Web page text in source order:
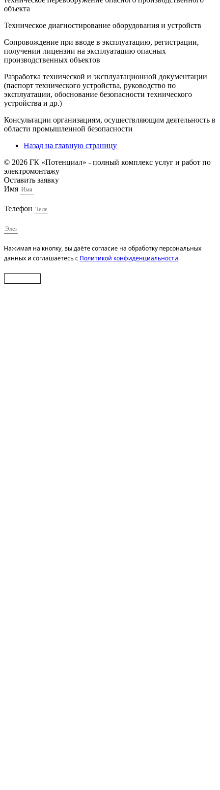
объекта
Техническое диагностирование оборудования и устройств
Сопровождение при вводе в эксплуатацию, регистрации,
получении лицензии на эксплуатацию опасных
производственных объектов
Разработка технической и эксплуатационной документации
(паспорт технического устройства, руководство по
эксплуатации, обоснование безопасности технического
устройства и др.)
Консультации организациям, осуществляющим деятельность в
области промышленной безопасности
Назад на главную страницу
© 2026 ГК «Потенциал» - полный комплекс услуг и работ по
электромонтажу
Оставить заявку
Имя
Телефон
Нажимая на кнопку, вы даёте согласие на обработку персональных
данных и соглашаетесь c Политикой конфиденциальности